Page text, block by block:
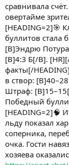
сравнивала
овертайме
[HEADING=2]🎯
буллитов стала
[B]Эндрю
[B]4:3 Б[/B].
факты[/
в створ:
Штраф:
Победный
[HEADING=2]🧠
льду показал
соперника,
очка. Гости
хозяева